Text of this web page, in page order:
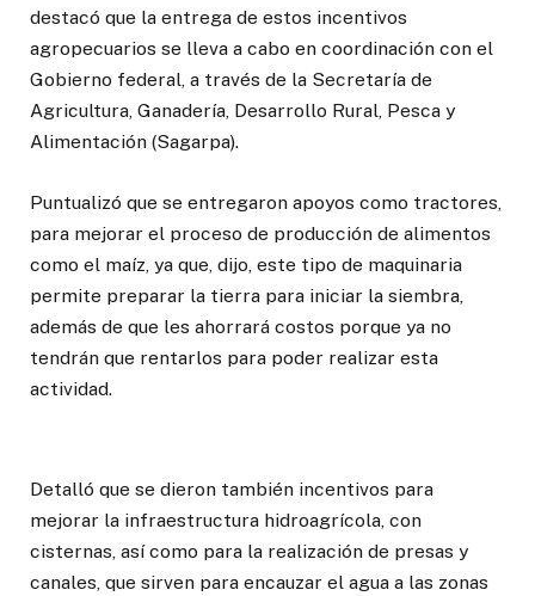
destacó que la entrega de estos incentivos
agropecuarios se lleva a cabo en coordinación con el
Gobierno federal, a través de la Secretaría de
Agricultura, Ganadería, Desarrollo Rural, Pesca y
Alimentación (Sagarpa).
Puntualizó que se entregaron apoyos como tractores,
para mejorar el proceso de producción de alimentos
como el maíz, ya que, dijo, este tipo de maquinaria
permite preparar la tierra para iniciar la siembra,
además de que les ahorrará costos porque ya no
tendrán que rentarlos para poder realizar esta
actividad.
Detalló que se dieron también incentivos para
mejorar la infraestructura hidroagrícola, con
cisternas, así como para la realización de presas y
canales, que sirven para encauzar el agua a las zonas